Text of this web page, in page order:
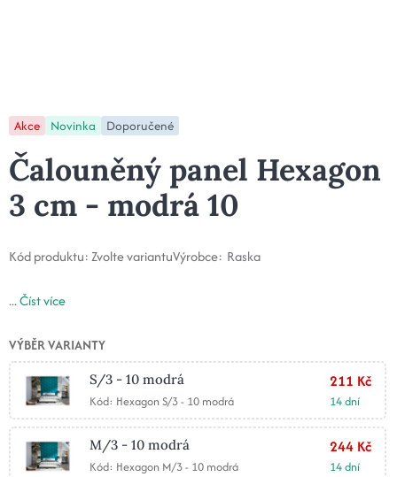
Akce Novinka Doporučené
Čalouněný panel Hexagon
3 cm - modrá 10
Kód produktu:Zvolte variantuVýrobce: Raska
...Číst více
VÝBĚR VARIANTY
S/3 - 10 modrá
Kód: Hexagon S/3 - 10 modrá
211 Kč
14 dní
M/3 - 10 modrá
Kód: Hexagon M/3 - 10 modrá
244 Kč
14 dní